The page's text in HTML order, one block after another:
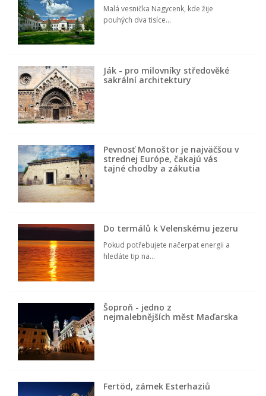
Malá vesnička Nagycenk, kde žije
pouhých dva tisíce...
Ják - pro milovníky středověké
sakrální architektury
Pevnosť Monoštor je najväčšou v
strednej Európe, čakajú vás
tajné chodby a zákutia
Do termálů k Velenskému jezeru
Pokud potřebujete načerpat energii a
hledáte tip na...
Šoproň - jedno z
nejmalebnějších měst Maďarska
Fertöd, zámek Esterhaziů